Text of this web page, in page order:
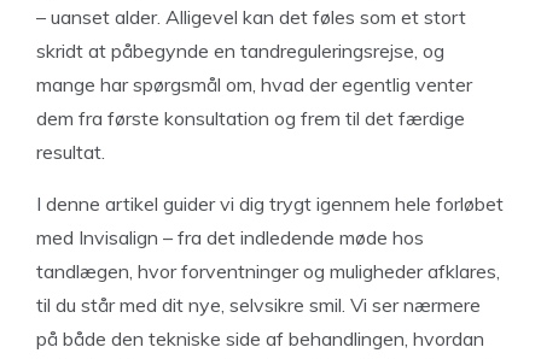
– uanset alder. Alligevel kan det føles som et stort
skridt at påbegynde en tandreguleringsrejse, og
mange har spørgsmål om, hvad der egentlig venter
dem fra første konsultation og frem til det færdige
resultat.
I denne artikel guider vi dig trygt igennem hele forløbet
med Invisalign – fra det indledende møde hos
tandlægen, hvor forventninger og muligheder afklares,
til du står med dit nye, selvsikre smil. Vi ser nærmere
på både den tekniske side af behandlingen, hvordan